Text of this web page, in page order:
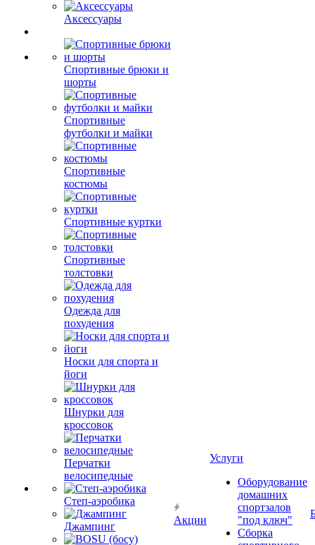
Аксессуары
Спортивные брюки и
шорты
Спортивные
футболки и майки
Спортивные
костюмы
Спортивные куртки
Спортивные
толстовки
Одежда для
похудения
Носки для спорта и
йоги
Шнурки для
кроссовок
Перчатки
велосипедные
Степ-аэробика
Джампинг
Акции
Услуги
Оборудование
домашних
спортзалов
"под ключ"
Сборка